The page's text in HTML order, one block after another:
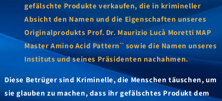
gefälschte Produkte verkaufen, die in krimineller
Absicht den Namen und die Eigenschaften unseres
Originalprodukts Prof. Dr. Maurizio Lucà Moretti MAP
Master Amino Acid Pattern ®“ sowie die Namen unseres
Instituts und seines Präsidenten nachahmen.
Diese Betrüger sind Kriminelle, die Menschen täuschen, um
sie glauben zu machen, dass ihr gefälschtes Produkt dem